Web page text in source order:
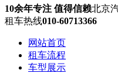
10余年专注 值得信赖北京
租车热线010-60713366
网站首页
租车流程
车型展示